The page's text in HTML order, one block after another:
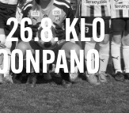
26.8. KLO